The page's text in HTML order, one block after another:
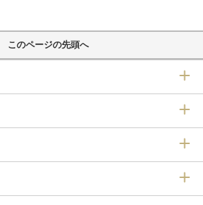
このページの先頭へ